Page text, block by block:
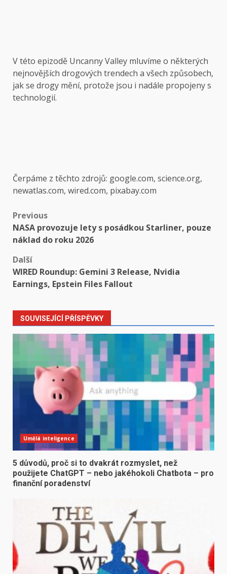
V této epizodě Uncanny Valley mluvíme o některých
nejnovějších drogových trendech a všech způsobech,
jak se drogy mění, protože jsou i nadále propojeny s
technologií.
Čerpáme z těchto zdrojů: google.com, science.org,
newatlas.com, wired.com, pixabay.com
Post
navigation
Previous
NASA provozuje lety s posádkou Starliner, pouze
náklad do roku 2026
Další
WIRED Roundup: Gemini 3 Release, Nvidia
Earnings, Epstein Files Fallout
SOUVISEJÍCÍ PŘÍSPĚVKY
Umělá inteligence
5 důvodů, proč si to dvakrát rozmyslet, než
použijete ChatGPT – nebo jakéhokoli Chatbota – pro
finanční poradenství